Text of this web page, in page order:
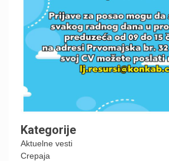
Kategorije
Aktuelne vesti
Crepaja